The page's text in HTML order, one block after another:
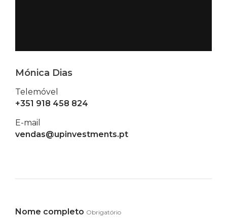
Mónica Dias
Telemóvel
+351 918 458 824
E-mail
vendas@upinvestments.pt
Nome completo Obrigatório